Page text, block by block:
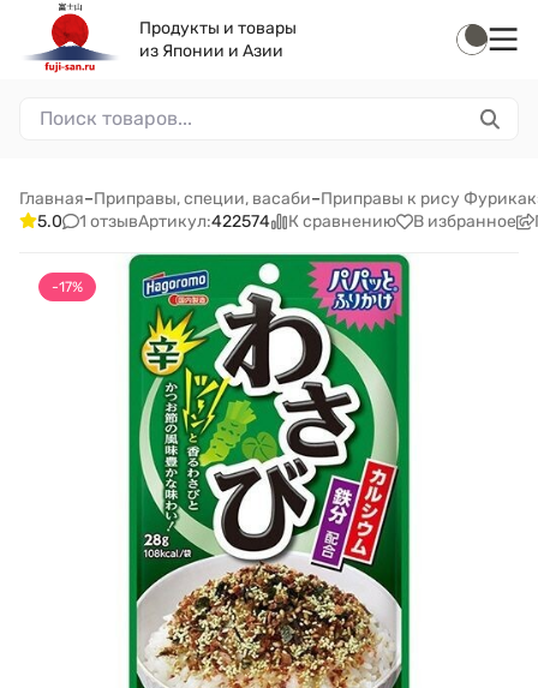
Продукты и товары
из Японии и Азии
Главная–Приправы, специи, васаби–Приправы к рису
5.0
1 отзывАртикул:422574 К сравнению В избранное
-17%